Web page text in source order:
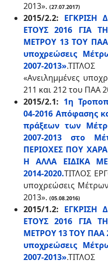
2013». (27.07.2017)
2015/2.2: ΕΓΚΡΙΣΗ
ΕΤΟΥΣ 2016 ΓΙΑ
ΜΕΤΡΟΥ 13 ΤΟΥ ΠΑΑ
υποχρεώσεις
2007-2013»
«Ανειλημμένες
211 και 212 του ΠΑΑ
2015/2.1: 1η
04-2016 Απόφασης
πράξεων των
2007-2013 στο
ΠΕΡΙΟΧΕΣ ΠΟΥ
Η ΑΛΛΑ ΕΙΔΙΚΑ
2014-2020.ΤΙΤΛΟΣ
υποχρεώσεις
2013». (05.08.2016)
2015/1.2: ΕΓΚΡΙΣΗ
ΕΤΟΥΣ 2016 ΓΙΑ
ΜΕΤΡΟΥ 13 ΤΟΥ ΠΑΑ
υποχρεώσεις
2007-2013».